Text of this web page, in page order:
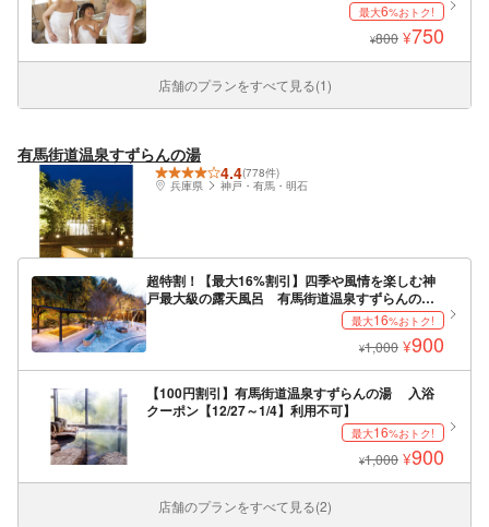
最大6%おトク!
¥800 ¥750
店舗のプランをすべて見る(1)
有馬街道温泉すずらんの湯
4.4(778件)
兵庫県
神戸・有馬・明石
超特割！【最大16%割引】四季や風情を楽しむ神
戸最大級の露天風呂 有馬街道温泉すずらんの
最大16%おトク!
¥1,000 ¥900
【100円割引】有馬街道温泉すずらんの湯 入浴
クーポン【12/27～1/4】利用不可】
最大16%おトク!
¥1,000 ¥900
店舗のプランをすべて見る(2)